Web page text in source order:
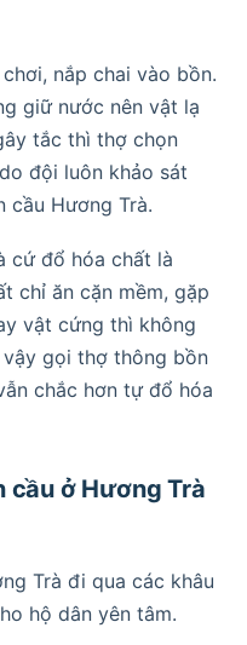
nắp chai vào bồn.
giữ nước nên vật lạ
tắc thì thợ chọn
đội luôn khảo sát
Hương Trà.
cứ đổ hóa chất là
chỉ ăn cặn mềm, gặp
vật cứng thì không
gọi thợ thông bồn
chắc hơn tự đổ hóa
cầu ở Hương Trà
Trà đi qua các khâu
hộ dân yên tâm.